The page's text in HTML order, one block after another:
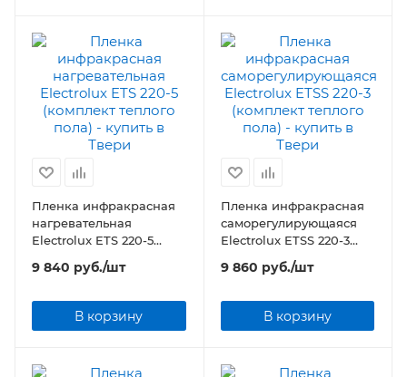
Пленка инфракрасная
нагревательная
Electrolux ETS 220-5
(комплект теплого пола)
9 840 руб./шт
В корзину
Пленка инфракрасная
саморегулирующаяся
Electrolux ETSS 220-3
(комплект теплого пола)
9 860 руб./шт
В корзину